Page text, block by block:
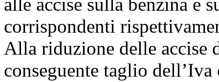
alle accise sulla benzina e
corrispondenti
Alla riduzione delle accise
conseguente taglio